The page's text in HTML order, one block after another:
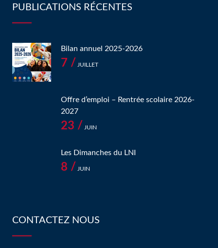
PUBLICATIONS RÉCENTES
Bilan annuel 2025-2026
7 / JUILLET
Offre d’emploi – Rentrée scolaire 2026-
2027
23 / JUIN
Les Dimanches du LNI
8 / JUIN
CONTACTEZ NOUS